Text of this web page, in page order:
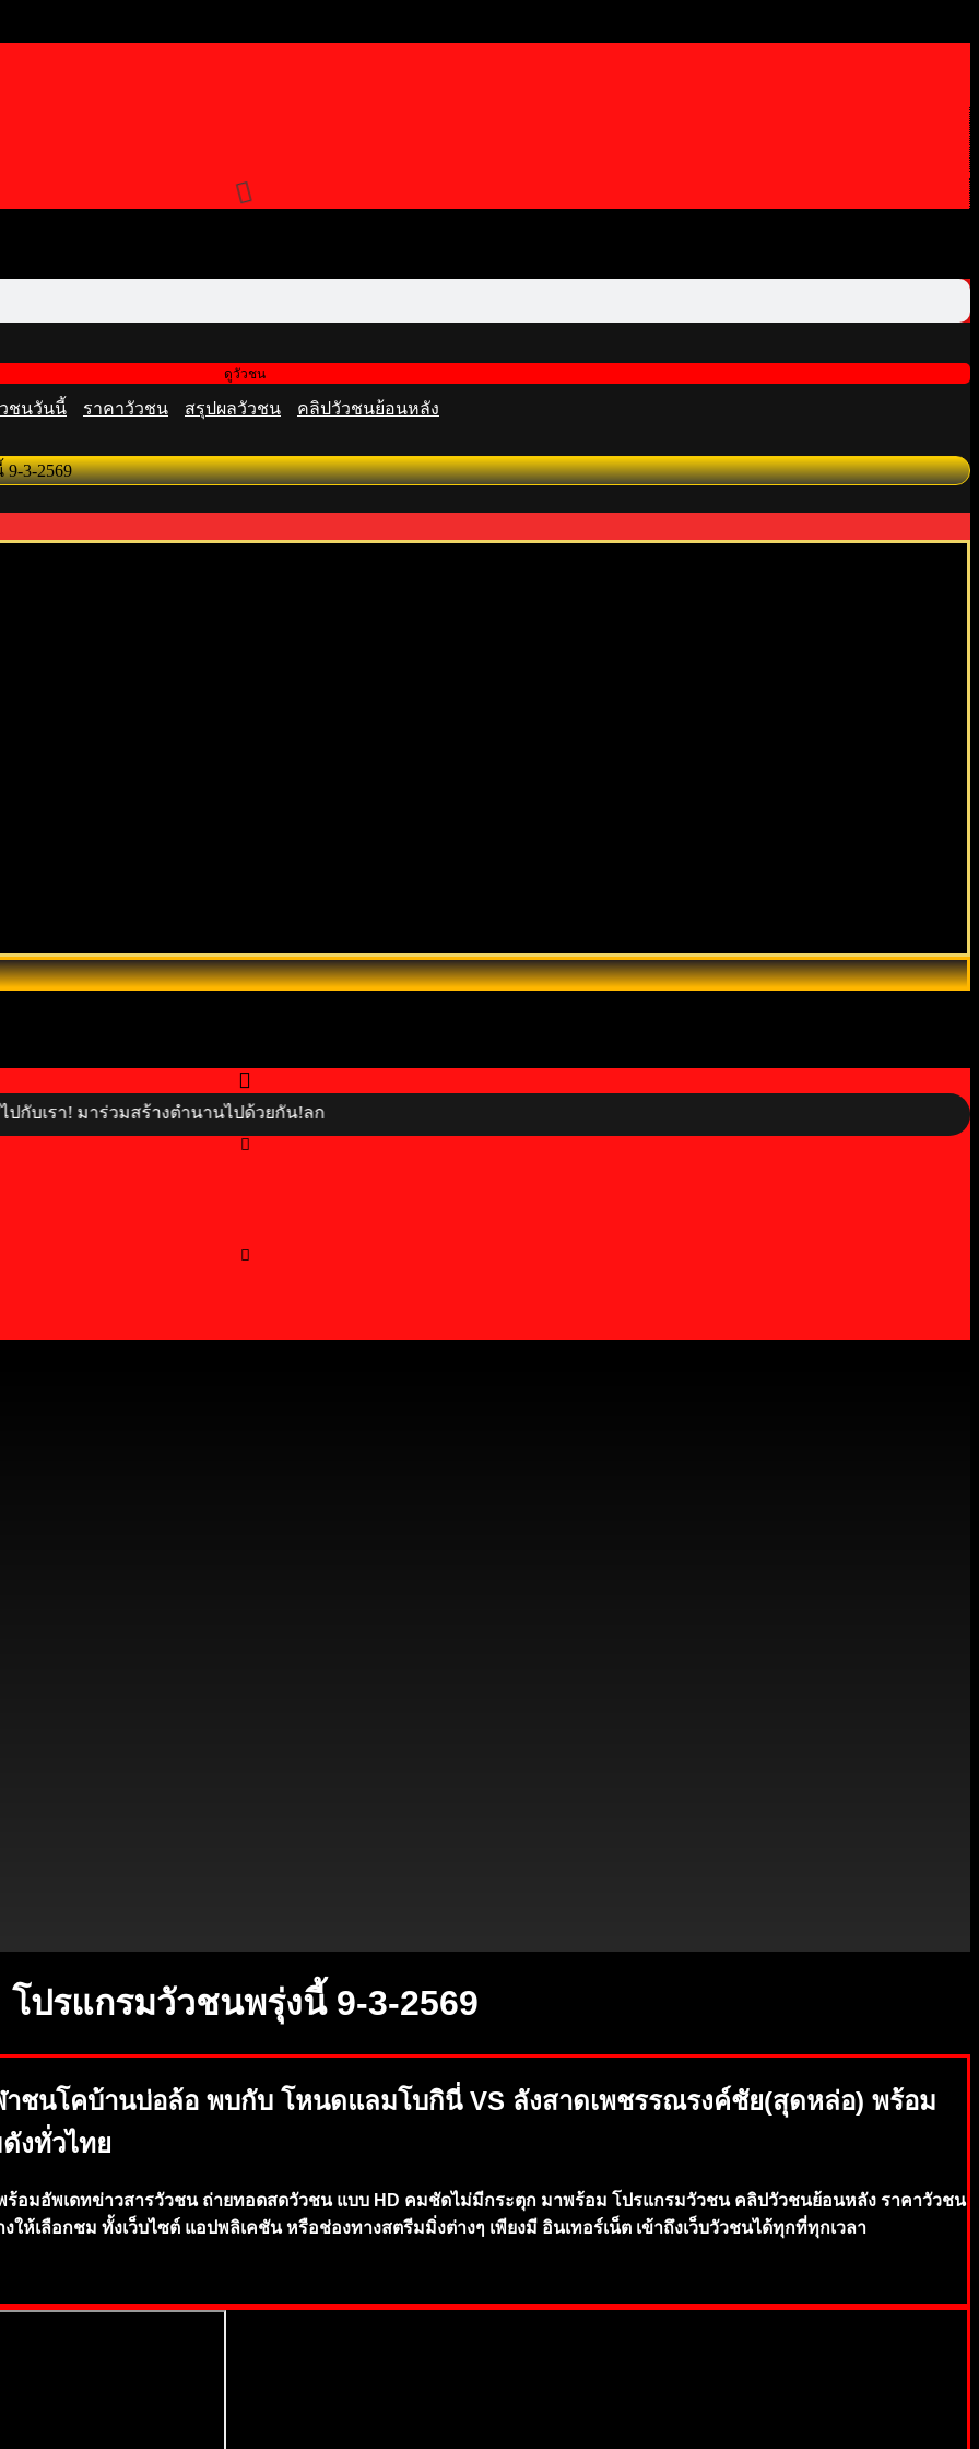
ดูวัวชน
ชนวันนี้ ราคาวัวชน สรุปผลวัวชน คลิปวัวชนย้อนหลัง
3-2569
มาร่วมสร้างตำนานไปด้วยกัน!ลก
โปรแกรมวัวชนพรุ่งนี้ 9-3-2569
ชนโคบ้านบ่อล้อ พบกับ โหนดแลมโบกินี่ VS ลังสาดเพชรรณรงค์ชัย(สุดหล่อ) พร้อม
งทั่วไทย
มอัพเดทข่าวสารวัวชน ถ่ายทอดสดวัวชน แบบ HD คมชัดไม่มีกระตุก มาพร้อม โปรแกรมวัวชน คลิปวัวชนย้อนหลัง ราคาวัวชน
งให้เลือกชม ทั้งเว็บไซต์ แอปพลิเคชันหรือช่องทางสตรีมมิ่งต่างๆ เพียงมี อินเทอร์เน็ต เข้าถึงเว็บวัวชนได้ทุกที่ทุกเวลา